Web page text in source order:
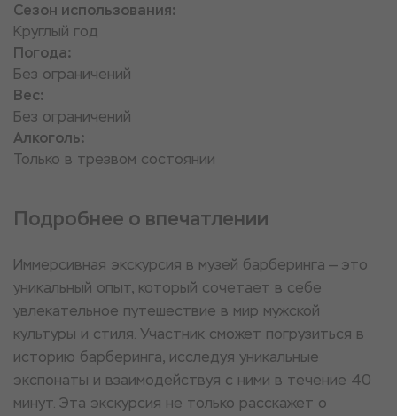
Сезон использования:
Круглый год
Погода:
Без ограничений
Вес:
Без ограничений
Алкоголь:
Только в трезвом состоянии
Подробнее о впечатлении
Иммерсивная экскурсия в музей барберинга — это
уникальный опыт, который сочетает в себе
увлекательное путешествие в мир мужской
культуры и стиля. Участник сможет погрузиться в
историю барберинга, исследуя уникальные
экспонаты и взаимодействуя с ними в течение 40
минут. Эта экскурсия не только расскажет о